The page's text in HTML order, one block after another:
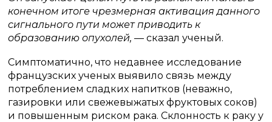
конечном итоге чрезмерная активация данного
сигнального пути может приводить к
образованию опухолей,— сказал ученый.
Симптоматично, что недавнее исследование
французских ученых выявило связь между
потреблением сладких напитков (неважно,
газировки или свежевыжатых фруктовых соков)
и повышенным риском рака. Склонность к раку у